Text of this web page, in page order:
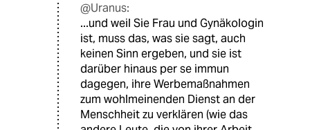
@Uranus:
...und weil Sie Frau und Gynäkologin
ist, muss das, was sie sagt, auch
keinen Sinn ergeben, und sie ist
darüber hinaus per se immun
dagegen, ihre Werbemaßnahmen
zum wohlmeinenden Dienst an der
Menschheit zu verklären (wie das